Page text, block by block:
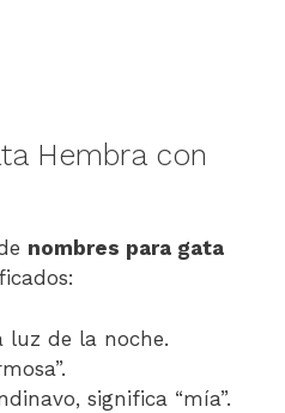
Hembra con
nombres para gata
luz de la noche.
significa “mía”.